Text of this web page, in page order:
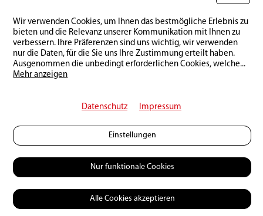
Wir verwenden Cookies, um Ihnen das bestmögliche Erlebnis zu
bieten und die Relevanz unserer Kommunikation mit Ihnen zu
verbessern. Ihre Präferenzen sind uns wichtig, wir verwenden
nur die Daten, für die Sie uns Ihre Zustimmung erteilt haben.
Ausgenommen die unbedingt erforderlichen Cookies, welche...
Mehr anzeigen
Datenschutz Impressum
Einstellungen
Nur funktionale Cookies
Alle Cookies akzeptieren